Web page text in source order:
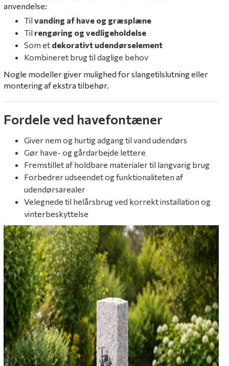
anvendelse:
Til vanding af have og græsplæne
Til rengøring og vedligeholdelse
Som et dekorativt udendørselement
Kombineret brug til daglige behov
Nogle modeller giver mulighed for slangetilslutning eller
montering af ekstra tilbehør.
Fordele ved havefontæner
Giver nem og hurtig adgang til vand udendørs
Gør have- og gårdarbejde lettere
Fremstillet af holdbare materialer til langvarig brug
Forbedrer udseendet og funktionaliteten af
udendørsarealer
Velegnede til helårsbrug ved korrekt installation og
vinterbeskyttelse